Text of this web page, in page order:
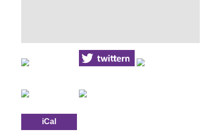
iCal